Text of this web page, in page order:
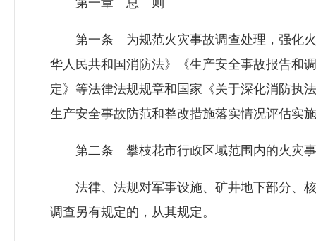
第一章 总 则
第一条 为规范火灾事故调查处理，强化火
华人民共和国消防法》《生产安全事故报告和
定》等法律法规规章和国家《关于深化消防执
生产安全事故防范和整改措施落实情况评估实
第二条 攀枝花市行政区域范围内的火灾事
法律、法规对军事设施、矿井地下部分、核
调查另有规定的，从其规定。